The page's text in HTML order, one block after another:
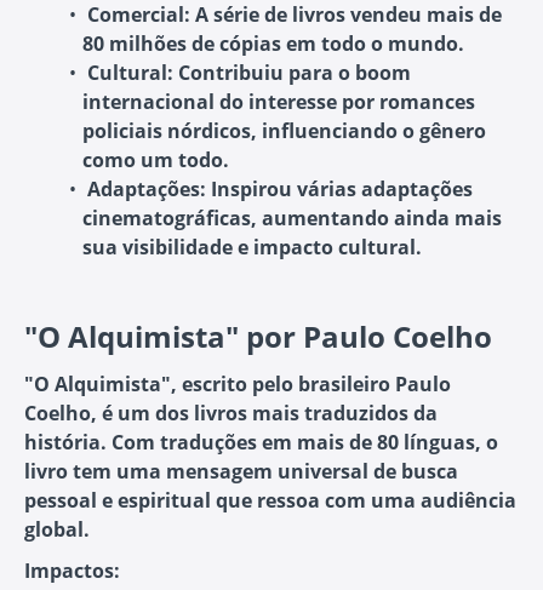
Comercial: A série de livros vendeu mais de
80 milhões de cópias em todo o mundo.
Cultural: Contribuiu para o boom
internacional do interesse por romances
policiais nórdicos, influenciando o gênero
como um todo.
Adaptações: Inspirou várias adaptações
cinematográficas, aumentando ainda mais
sua visibilidade e impacto cultural.
"O Alquimista" por Paulo Coelho
"O Alquimista", escrito pelo brasileiro Paulo
Coelho, é um dos livros mais traduzidos da
história. Com traduções em mais de 80 línguas, o
livro tem uma mensagem universal de busca
pessoal e espiritual que ressoa com uma audiência
global.
Impactos: